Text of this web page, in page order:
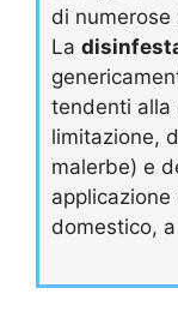
di numerose
La
tendenti alla
limitazione,
malerbe) e
domestico,